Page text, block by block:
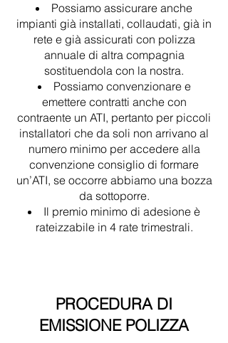
Possiamo assicurare anche
impianti già installati, collaudati, già in
rete e già assicurati con polizza
annuale di altra compagnia
sostituendola con la nostra.
Possiamo convenzionare e
emettere contratti anche con
contraente un ATI, pertanto per piccoli
installatori che da soli non arrivano al
numero minimo per accedere alla
convenzione consiglio di formare
un’ATI, se occorre abbiamo una bozza
da sottoporre.
Il premio minimo di adesione è
rateizzabile in 4 rate trimestrali.
PROCEDURA DI
EMISSIONE POLIZZA